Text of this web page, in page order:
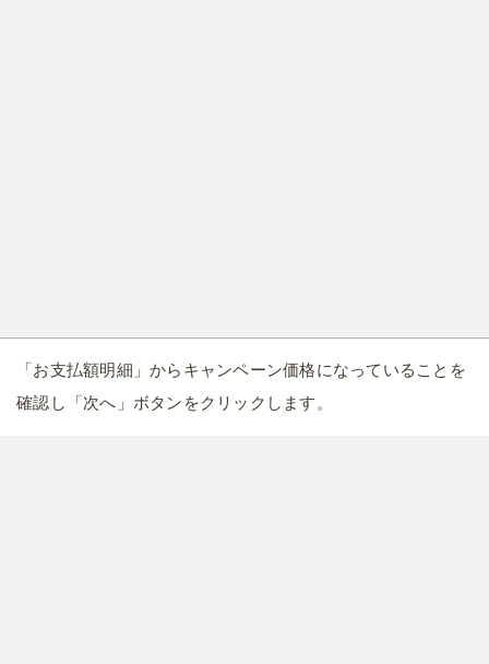
「お支払額明細」からキャンペーン価格になっていることを
確認し「次へ」ボタンをクリックします。